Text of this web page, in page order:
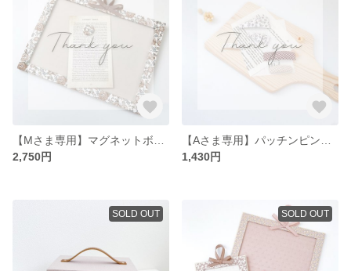
2,750円
1,430円
SOLD OUT SOLD OUT